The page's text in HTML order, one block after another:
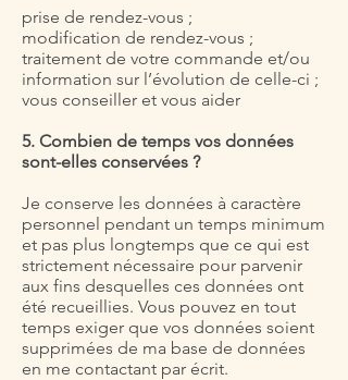
prise de rendez-vous ;
modification de rendez-vous ;
traitement de votre commande et/ou
information sur l’évolution de celle-ci ;
vous conseiller et vous aider
5. Combien de temps vos données
sont-elles conservées ?
Je conserve les données à caractère
personnel pendant un temps minimum
et pas plus longtemps que ce qui est
strictement nécessaire pour parvenir
aux fins desquelles ces données ont
été recueillies. Vous pouvez en tout
temps exiger que vos données soient
supprimées de ma base de données
en me contactant par écrit.